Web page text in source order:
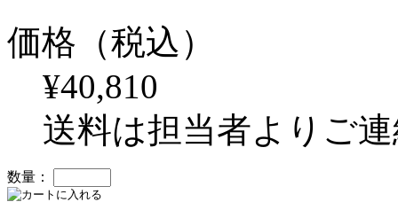
価格（税込）
¥40,810
送料は担当者よりご
数量：